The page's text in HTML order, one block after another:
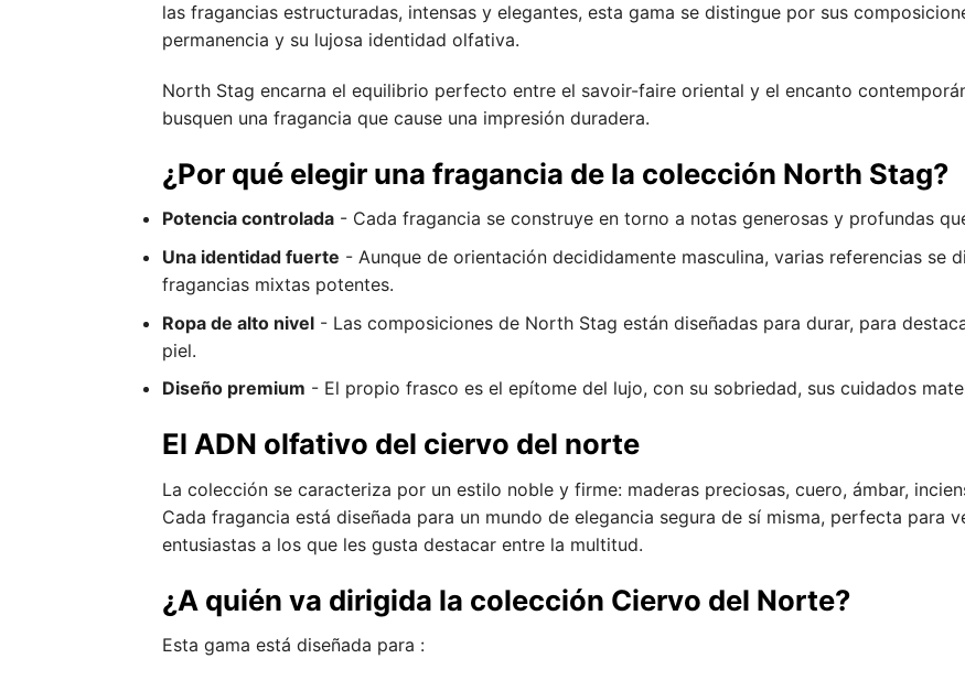
las fragancias estructuradas, intensas y elegantes, esta gama se distingue por sus
permanencia y su lujosa identidad olfativa.
North Stag encarna el equilibrio perfecto entre el savoir-faire oriental y el encanto
busquen una fragancia que cause una impresión duradera.
¿Por qué elegir una fragancia de la colección North Stag?
Potencia controlada - Cada fragancia se construye en torno a notas generosas y profundas
Una identidad fuerte - Aunque de orientación decididamente masculina, varias referencias se
fragancias mixtas potentes.
Ropa de alto nivel - Las composiciones de North Stag están diseñadas para durar, para
piel.
Diseño premium - El propio frasco es el epítome del lujo, con su sobriedad, sus cuidados
El ADN olfativo del ciervo del norte
La colección se caracteriza por un estilo noble y firme: maderas preciosas, cuero, ámbar,
Cada fragancia está diseñada para un mundo de elegancia segura de sí misma, perfecta para
entusiastas a los que les gusta destacar entre la multitud.
¿A quién va dirigida la colección Ciervo del Norte?
Esta gama está diseñada para :